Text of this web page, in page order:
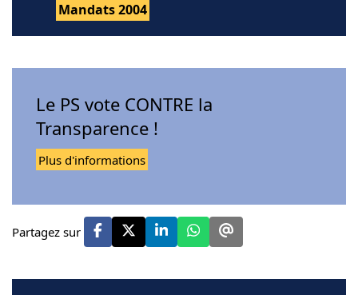
Mandats 2004
Le PS vote CONTRE la
Transparence !
Plus d'informations
Partagez sur